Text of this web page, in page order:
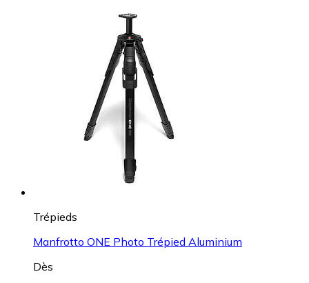
Trépieds
Manfrotto ONE Photo Trépied Aluminium
Dès